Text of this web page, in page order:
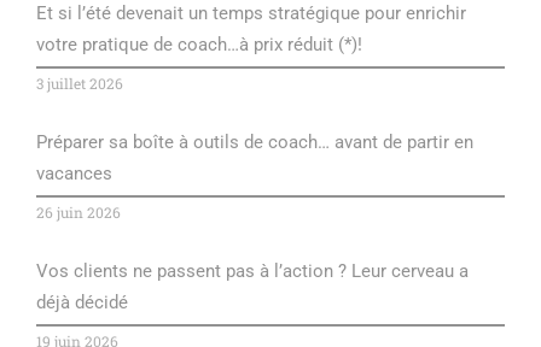
Et si l’été devenait un temps stratégique pour enrichir
votre pratique de coach…à prix réduit (*)!
3 juillet 2026
Préparer sa boîte à outils de coach… avant de partir en
vacances
26 juin 2026
Vos clients ne passent pas à l’action ? Leur cerveau a
déjà décidé
19 juin 2026